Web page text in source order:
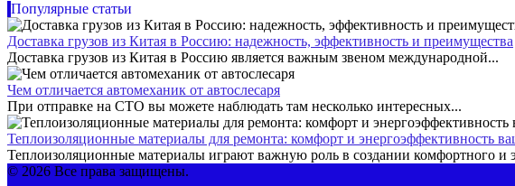
Популярные статьи
Доставка грузов из Китая в Россию: надежность, эффективность и преимущества
Доставка грузов из Китая в Россию является важным звеном международной...
Чем отличается автомеханик от автослесаря
При отправке на СТО вы можете наблюдать там несколько интересных...
Теплоизоляционные материалы для ремонта: комфорт и энергоэффективность
Теплоизоляционные материалы играют важную роль в создании комфортного и
© 2026 Все права защищены.